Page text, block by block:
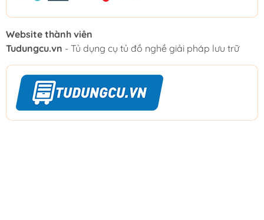
Website thành viên
Tudungcu.vn - Tủ dụng cụ tủ đồ nghề giải pháp lưu trữ